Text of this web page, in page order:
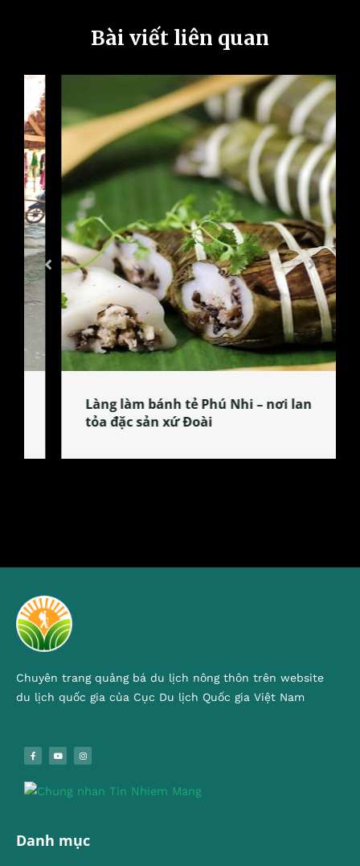
Bài viết liên quan
Làng làm bánh tẻ Phú Nhi – nơi lan
tỏa đặc sản xứ Đoài
Chuyên trang quảng bá du lịch nông thôn trên website
du lịch quốc gia của Cục Du lịch Quốc gia Việt Nam
Danh mục